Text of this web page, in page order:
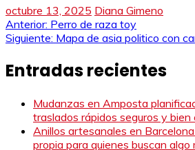
octubre 13, 2025 Diana Gimeno
Navegación
entradas
Anterior: Perro de raza toy
Siguiente: Mapa de asia politico con
Entradas recientes
Mudanzas en Amposta
traslados rápidos seguros y bien
Anillos artesanales en
propia para quienes buscan algo